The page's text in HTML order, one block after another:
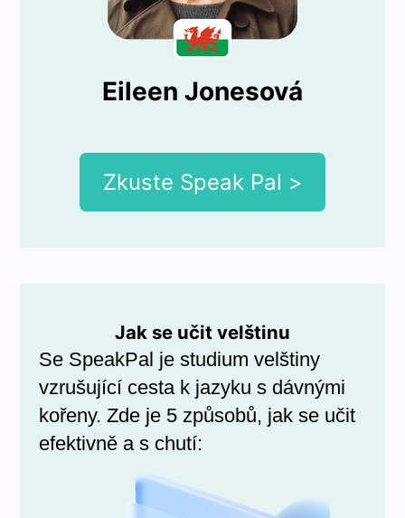
Eileen Jonesová
Zkuste Speak Pal >
Jak se učit velštinu
Se SpeakPal je studium velštiny
vzrušující cesta k jazyku s dávnými
kořeny. Zde je 5 způsobů, jak se učit
efektivně a s chutí: